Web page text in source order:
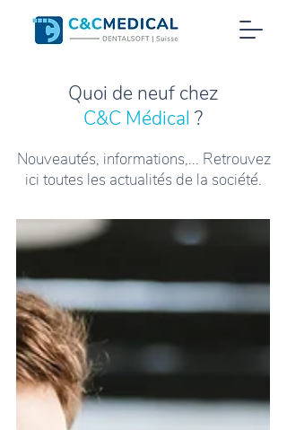
Quoi de neuf chez
C&C Médical ?
Nouveautés, informations,... Retrouvez
ici toutes les actualités de la société.